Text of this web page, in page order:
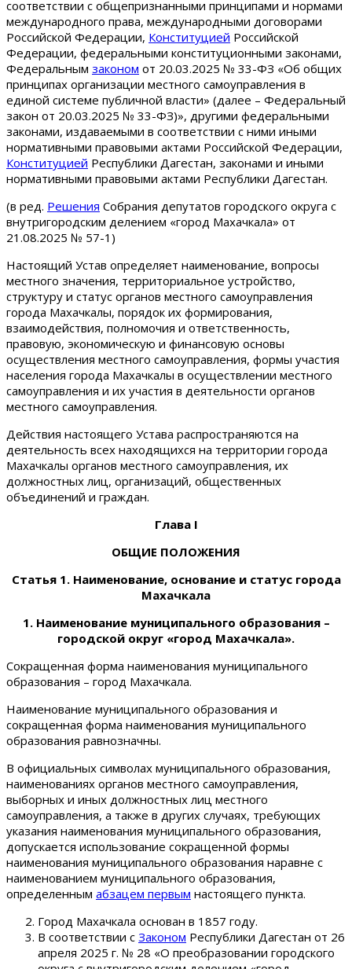
соответствии с общепризнанными принципами и нормами
международного права, международными договорами
Российской Федерации, Конституцией Российской
Федерации, федеральными конституционными законами,
Федеральным законом от 20.03.2025 № 33-ФЗ «Об общих
принципах организации местного самоуправления в
единой системе публичной власти» (далее – Федеральный
закон от 20.03.2025 № 33-ФЗ)», другими федеральными
законами, издаваемыми в соответствии с ними иными
нормативными правовыми актами Российской Федерации,
Конституцией Республики Дагестан, законами и иными
нормативными правовыми актами Республики Дагестан.
(в ред. Решения Собрания депутатов городского округа с
внутригородским делением «город Махачкала» от
21.08.2025 № 57-1)
Настоящий Устав определяет наименование, вопросы
местного значения, территориальное устройство,
структуру и статус органов местного самоуправления
города Махачкалы, порядок их формирования,
взаимодействия, полномочия и ответственность,
правовую, экономическую и финансовую основы
осуществления местного самоуправления, формы участия
населения города Махачкалы в осуществлении местного
самоуправления и их участия в деятельности органов
местного самоуправления.
Действия настоящего Устава распространяются на
деятельность всех находящихся на территории города
Махачкалы органов местного самоуправления, их
должностных лиц, организаций, общественных
объединений и граждан.
Глава I
ОБЩИЕ ПОЛОЖЕНИЯ
Статья 1. Наименование, основание и статус города
Махачкала
1. Наименование муниципального образования –
городской округ «город Махачкала».
Сокращенная форма наименования муниципального
образования – город Махачкала.
Наименование муниципального образования и
сокращенная форма наименования муниципального
образования равнозначны.
В официальных символах муниципального образования,
наименованиях органов местного самоуправления,
выборных и иных должностных лиц местного
самоуправления, а также в других случаях, требующих
указания наименования муниципального образования,
допускается использование сокращенной формы
наименования муниципального образования наравне с
наименованием муниципального образования,
определенным абзацем первым настоящего пункта.
Город Махачкала основан в 1857 году.
В соответствии с Законом Республики Дагестан от 26
апреля 2025 г. № 28 «О преобразовании городского